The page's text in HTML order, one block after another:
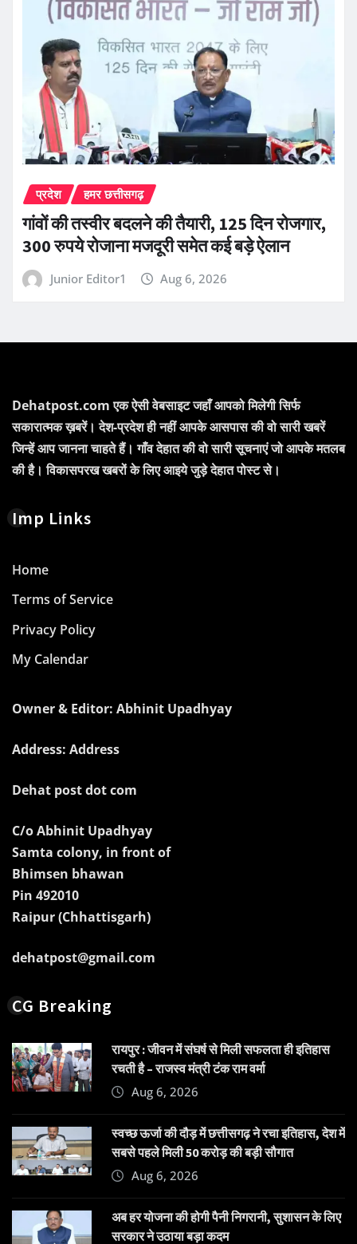
प्रदेश हमर छत्तीसगढ़
गांवों की तस्वीर बदलने की तैयारी, 125 दिन रोजगार,
300 रुपये रोजाना मजदूरी समेत कई बड़े ऐलान
Junior Editor1 Aug 6, 2026
Dehatpost.com एक ऐसी वेबसाइट जहाँ आपको मिलेगी सिर्फ
सकारात्मक ख़बरें। देश-प्रदेश ही नहीं आपके आसपास की वो सारी खबरें
जिन्हें आप जानना चाहते हैं। गाँव देहात की वो सारी सूचनाएं जो आपके मतलब
की है। विकासपरख खबरों के लिए आइये जुड़े देहात पोस्ट से।
Imp Links
Home
Terms of Service
Privacy Policy
My Calendar
Owner & Editor: Abhinit Upadhyay
Address: Address
Dehat post dot com
C/o Abhinit Upadhyay
Samta colony, in front of
Bhimsen bhawan
Pin 492010
Raipur (Chhattisgarh)
dehatpost@gmail.com
CG Breaking
रायपुर : जीवन में संघर्ष से मिली सफलता ही इतिहास
रचती है – राजस्व मंत्री टंक राम वर्मा
Aug 6, 2026
स्वच्छ ऊर्जा की दौड़ में छत्तीसगढ़ ने रचा इतिहास, देश में
सबसे पहले मिली 50 करोड़ की बड़ी सौगात
Aug 6, 2026
अब हर योजना की होगी पैनी निगरानी, सुशासन के लिए
सरकार ने उठाया बड़ा कदम